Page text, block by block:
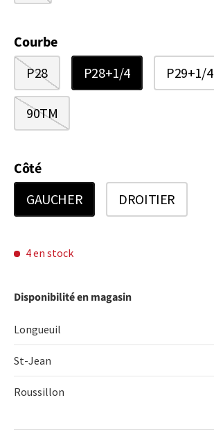
Courbe
P28 P28+1/4 P29+1/4
90TM
Côté
GAUCHER DROITIER
4 en stock
Disponibilité en magasin
Longueuil
St-Jean
Roussillon